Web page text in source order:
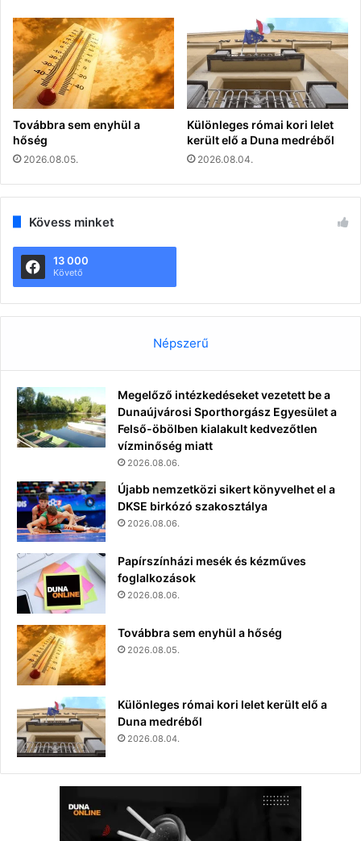
Továbbra sem enyhül a
hőség
2026.08.05.
Különleges római kori lelet
került elő a Duna medréből
2026.08.04.
Kövess minket
13 000
Követő
Népszerű
Megelőző intézkedéseket vezetett be a
Dunaújvárosi Sporthorgász Egyesület a
Felső-öbölben kialakult kedvezőtlen
vízminőség miatt
2026.08.06.
Újabb nemzetközi sikert könyvelhet el a
DKSE birkózó szakosztálya
2026.08.06.
Papírszínházi mesék és kézműves
foglalkozások
2026.08.06.
Továbbra sem enyhül a hőség
2026.08.05.
Különleges római kori lelet került elő a
Duna medréből
2026.08.04.